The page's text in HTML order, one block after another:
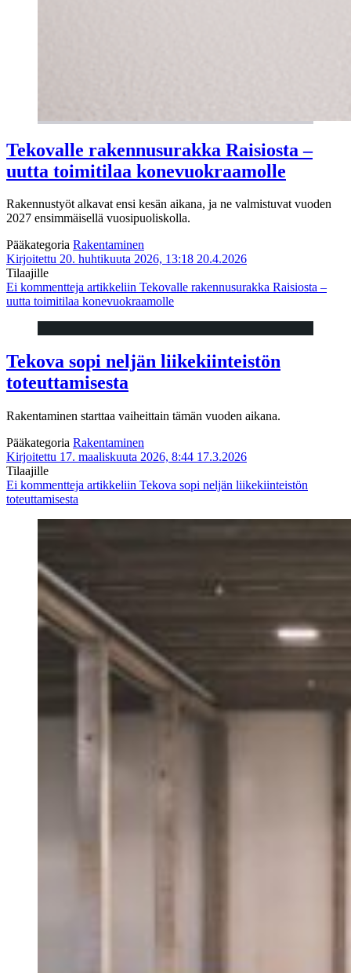
Tekovalle rakennusurakka Raisiosta –
uutta toimitilaa konevuokraamolle
Rakennustyöt alkavat ensi kesän aikana, ja ne valmistuvat vuoden
2027 ensimmäisellä vuosipuoliskolla.
Pääkategoria Rakentaminen
Kirjoitettu 20. huhtikuuta 2026, 13:18 20.4.2026
Tilaajille
Ei kommentteja artikkeliin Tekovalle rakennusurakka Raisiosta –
uutta toimitilaa konevuokraamolle
Tekova sopi neljän liikekiinteistön
toteuttamisesta
Rakentaminen starttaa vaiheittain tämän vuoden aikana.
Pääkategoria Rakentaminen
Kirjoitettu 17. maaliskuuta 2026, 8:44 17.3.2026
Tilaajille
Ei kommentteja artikkeliin Tekova sopi neljän liikekiinteistön
toteuttamisesta